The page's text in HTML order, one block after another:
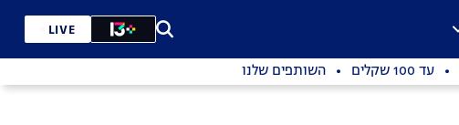
LIVE
עד 100 שקלים השותפים שלנו